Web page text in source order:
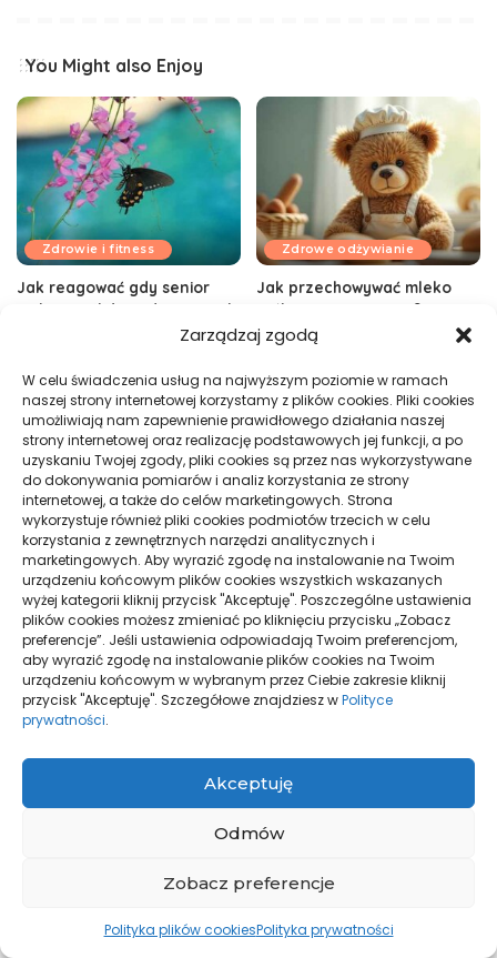
Zarządzaj zgodą
W celu świadczenia usług na najwyższym poziomie w ramach
naszej strony internetowej korzystamy z plików cookies. Pliki cookies
umożliwiają nam zapewnienie prawidłowego działania naszej
strony internetowej oraz realizację podstawowych jej funkcji, a po
uzyskaniu Twojej zgody, pliki cookies są przez nas wykorzystywane
do dokonywania pomiarów i analiz korzystania ze strony
internetowej, a także do celów marketingowych. Strona
wykorzystuje również pliki cookies podmiotów trzecich w celu
korzystania z zewnętrznych narzędzi analitycznych i
marketingowych. Aby wyrazić zgodę na instalowanie na Twoim
urządzeniu końcowym plików cookies wszystkich wskazanych
wyżej kategorii kliknij przycisk "Akceptuję". Poszczególne ustawienia
plików cookies możesz zmieniać po kliknięciu przycisku „Zobacz
preferencje”. Jeśli ustawienia odpowiadają Twoim preferencjom,
aby wyrazić zgodę na instalowanie plików cookies na Twoim
urządzeniu końcowym w wybranym przez Ciebie zakresie kliknij
przycisk "Akceptuję". Szczegółowe znajdziesz wPolityce
prywatności.
Akceptuję
Odmów
Zobacz preferencje
Polityka plików cookiesPolityka prywatności
You Might also Enjoy
Zdrowie i fitness
Jak reagować gdy senior
unika posiłków w domu opieki
– skuteczne wsparcie
Zdrowe odżywianie
Jak przechowywać mleko
roślinne po otwarciu? 3–5
dni, objawy
Zdrowe odżywianie
Jak się pozbyć wody z
organizmu – 7 skutecznych
sposobów, które zadziałają
od zaraz
04/03/2025
Suplementy diety
Marihuana lecznicza od
starożytności po
współczesność
20/02/2025
© Wszelkie prawa zastrzeżone